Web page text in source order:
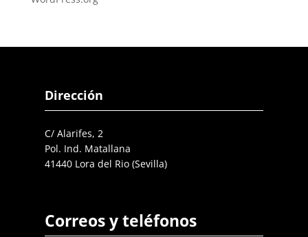
Dirección
C/ Alarifes, 2
Pol. Ind. Matallana
41440 Lora del Rio (Sevilla)
Correos y teléfonos